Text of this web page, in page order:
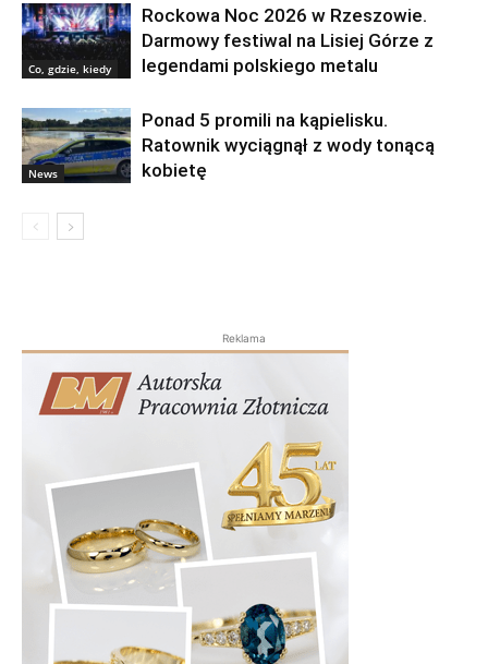
Co, gdzie, kiedy
Rockowa Noc 2026 w Rzeszowie.
Darmowy festiwal na Lisiej Górze z
legendami polskiego metalu
News
Ponad 5 promili na kąpielisku.
Ratownik wyciągnął z wody tonącą
kobietę
Reklama